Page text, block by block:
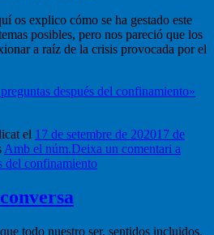
os explico cómo se ha gestado este
posibles, pero nos pareció que los
a raíz de la crisis provocada por el
después del confinamiento»
el 17 de setembre de 202017 de
Amb el núm.Deixa un comentari a
del confinamiento
todo nuestro ser, sentidos incluidos,